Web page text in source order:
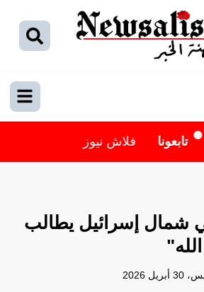
تابعونا فلاش نيوز
شمال إسرائيل يطالب
2026